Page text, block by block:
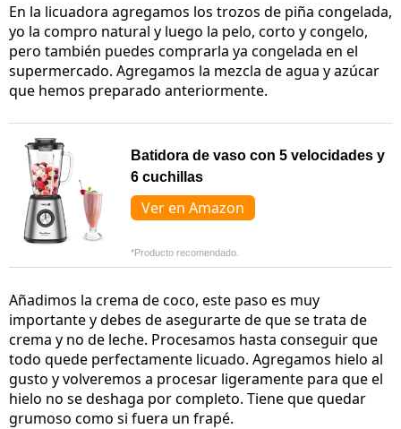
En la licuadora agregamos los trozos de piña congelada,
yo la compro natural y luego la pelo, corto y congelo,
pero también puedes comprarla ya congelada en el
supermercado. Agregamos la mezcla de agua y azúcar
que hemos preparado anteriormente.
Batidora de vaso con 5 velocidades y
6 cuchillas
Ver en Amazon
*Producto recomendado.
Añadimos la crema de coco, este paso es muy
importante y debes de asegurarte de que se trata de
crema y no de leche. Procesamos hasta conseguir que
todo quede perfectamente licuado. Agregamos hielo al
gusto y volveremos a procesar ligeramente para que el
hielo no se deshaga por completo. Tiene que quedar
grumoso como si fuera un frapé.